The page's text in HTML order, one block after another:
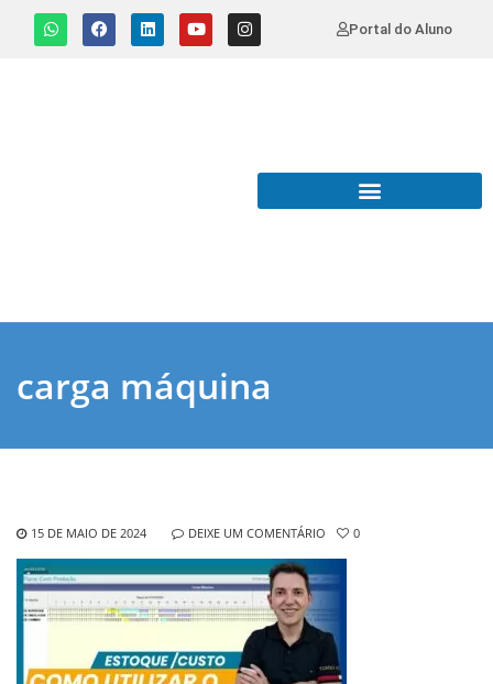
Portal do Aluno
carga máquina
15 DE MAIO DE 2024 DEIXE UM COMENTÁRIO 0